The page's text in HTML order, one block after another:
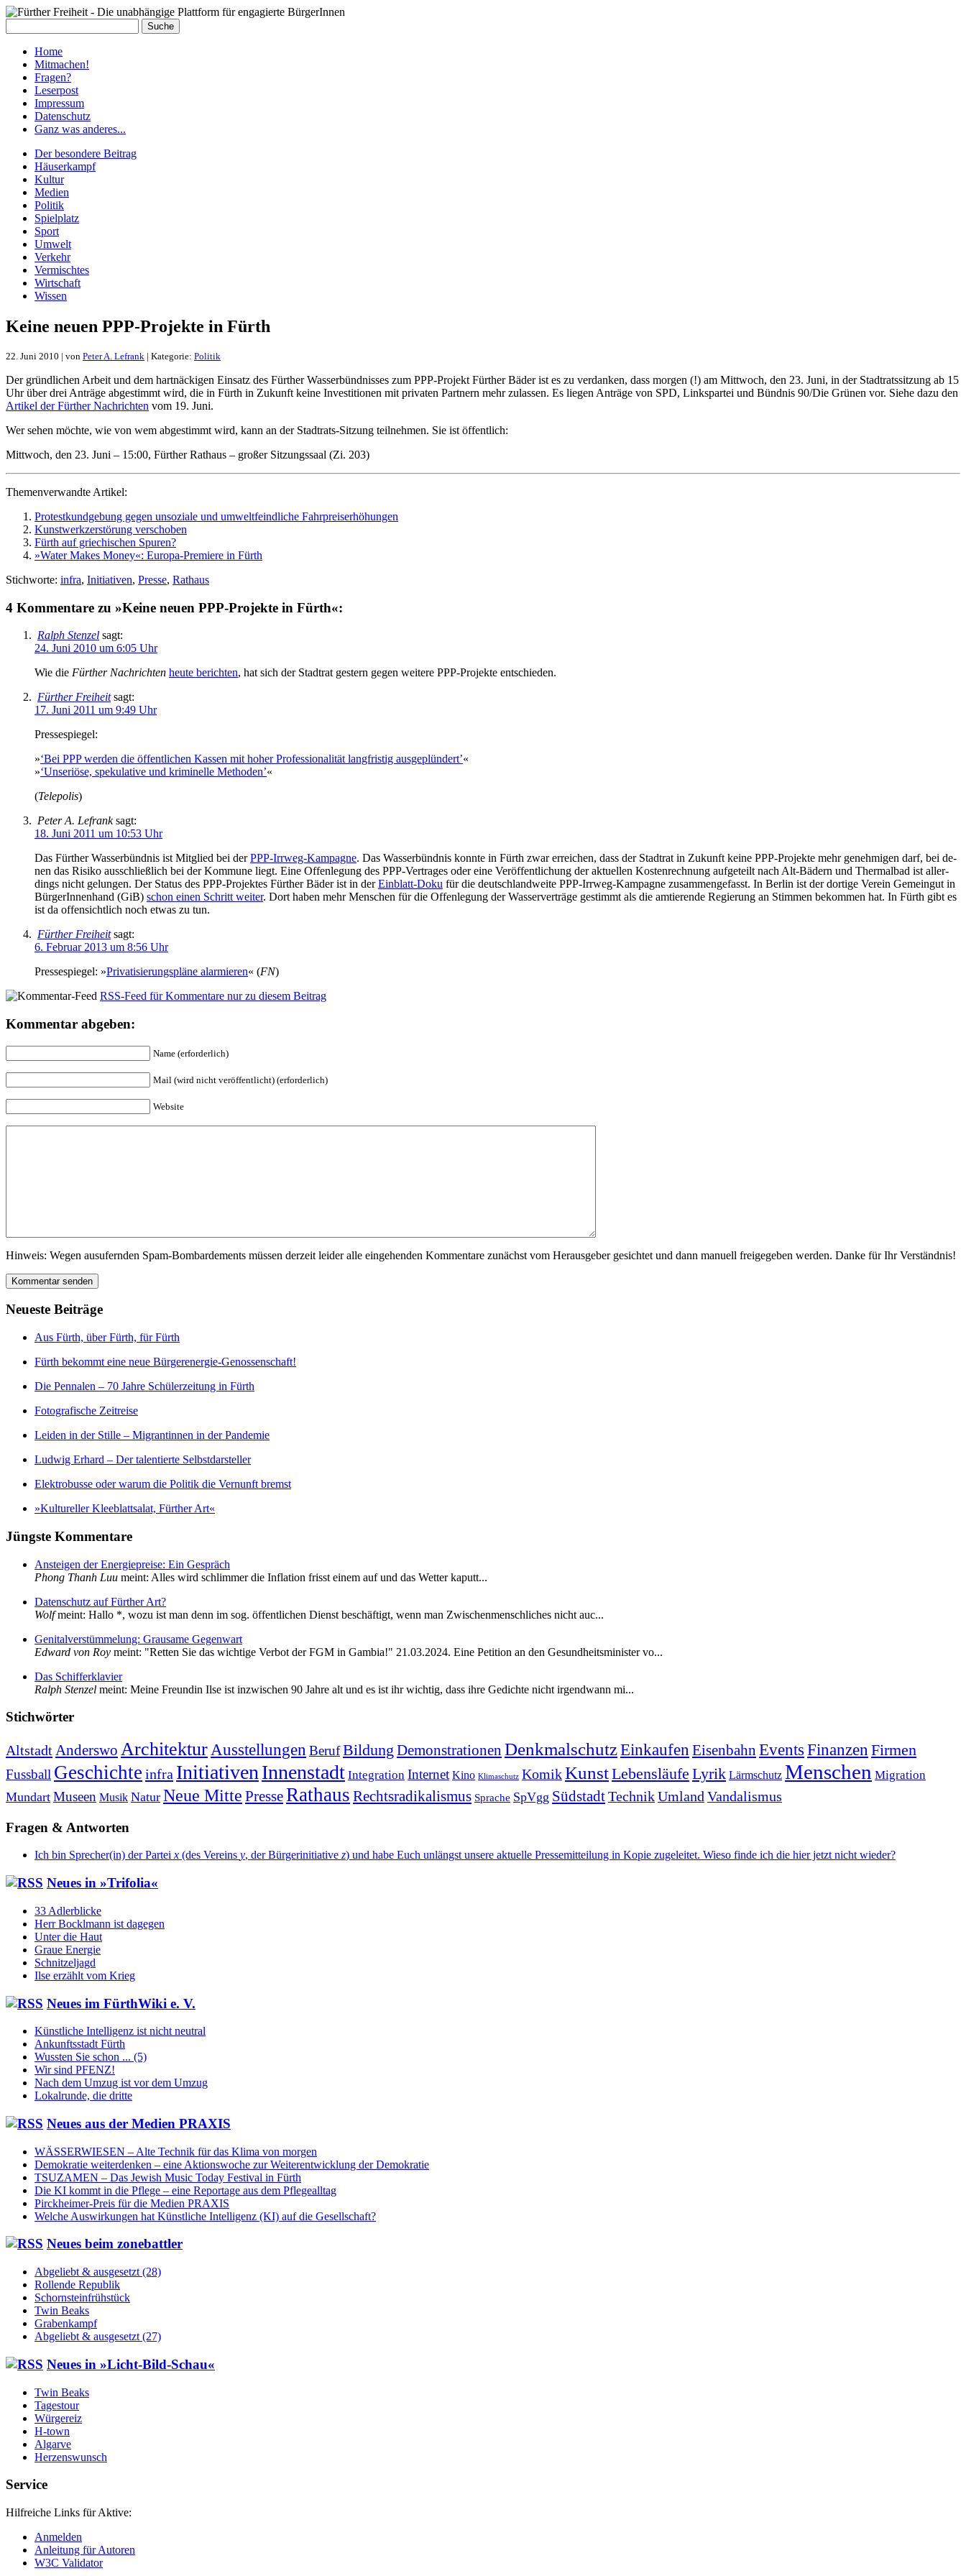
Home
Mit­ma­chen!
Fra­gen?
Le­ser­post
Im­pres­sum
Da­ten­schutz
Ganz was an­de­res...
Der besondere Beitrag
Häuserkampf
Kultur
Medien
Politik
Spielplatz
Sport
Umwelt
Verkehr
Vermischtes
Wirtschaft
Wissen
Kei­ne neu­en PPP-Pro­jek­te in Fürth
22. Juni 2010 | von Peter A. Lefrank | Kategorie: Politik
Der gründ­li­chen Ar­beit und dem hart­näcki­gen Ein­satz des Für­ther Was­ser­bünd­nis­ses zum PPP-Pro­jekt Für­ther Bä­der ist es zu ver­dan­ken, dass mor­gen (!) am Mitt­woch, den 23. Ju­ni, in der Stadt­rats­sit­zung ab 15
Uhr über drei An­trä­ge ab­ge­stimmt wird, die in Fürth in Zu­kunft kei­ne In­ve­sti­tio­nen mit pri­va­ten Part­nern mehr zu­las­sen. Es lie­gen An­trä­ge von SPD, Links­par­tei und Bünd­nis 90/Die Grü­nen vor. Sie­he da­zu den
Ar­ti­kel der Für­ther Nach­rich­ten vom 19. Ju­ni.
Wer se­hen möch­te, wie von wem ab­ge­stimmt wird, kann an der Stadt­rats-Sit­zung teil­neh­men. Sie ist öf­fent­lich:
Mitt­woch, den 23. Ju­ni – 15:00, Für­ther Rat­haus – gro­ßer Sit­zungs­saal (Zi. 203)
The­men­ver­wand­te Ar­ti­kel:
Pro­test­kund­ge­bung ge­gen un­so­zia­le und um­welt­feind­li­che Fahr­preis­er­hö­hun­gen
Kunst­werk­zer­stö­rung ver­scho­ben
Fürth auf grie­chi­schen Spu­ren?
»Wa­ter Makes Mo­ney«: Eu­­ro­­pa-Pre­­mie­­re in Fürth
Stichworte: infra, Initiativen, Presse, Rathaus
4 Kommentare zu »Kei­ne neu­en PPP-Pro­jek­te in Fürth«:
Ralph Stenzel sagt:
24. Juni 2010 um 6:05 Uhr
Wie die Für­ther Nach­rich­ten heu­te be­rich­ten, hat sich der Stadt­rat ge­stern ge­gen wei­te­re PPP-Pro­jek­te ent­schie­den.
Fürther Freiheit sagt:
17. Juni 2011 um 9:49 Uhr
Pres­se­spie­gel:
»‘Bei PPP wer­den die öf­fent­li­chen Kas­sen mit ho­her Pro­fes­sio­na­li­tät lang­fri­stig aus­ge­plün­dert’«
»‘Un­se­riö­se, spe­ku­la­ti­ve und kri­mi­nel­le Me­tho­den’«
(Te­le­po­lis)
Peter A. Lefrank sagt:
18. Juni 2011 um 10:53 Uhr
Das Für­ther Was­ser­bünd­nis ist Mit­glied bei derPPP-Irr­weg-Kam­pa­gne. Das Was­ser­bünd­nis konn­te in Fürth zwar er­rei­chen, dass der Stadt­rat in Zu­kunft kei­ne PPP-Pro­jek­te mehr ge­neh­mi­gen darf, bei de­
nen das Ri­si­ko aus­schließ­lich bei der Kom­mu­ne liegt. Ei­ne Of­fen­le­gung des PPP-Ver­tra­ges oder ei­ne Ver­öf­fent­li­chung der ak­tu­el­len Ko­sten­rech­nung auf­ge­teilt nach Alt-Bä­dern und Ther­mal­bad ist al­ler­
dings nicht ge­lun­gen. Der Sta­tus des PPP-Pro­jek­tes Für­ther Bä­der ist in derEin­blatt-Do­ku für die deutsch­land­wei­te PPP-Irr­weg-Kam­pa­gne zu­sam­men­ge­fasst. In Ber­lin ist der dor­ti­ge Ver­ein Ge­mein­gut in
Bür­ge­rIn­nen­hand (GiB) schon ei­nen Schritt wei­ter. Dort ha­ben mehr Men­schen für die Of­fen­le­gung der Was­ser­ver­trä­ge ge­stimmt als die am­tie­ren­de Re­gie­rung an Stim­men be­kom­men hat. In Fürth gibt es
ist da of­fen­sicht­lich noch et­was zu tun.
Fürther Freiheit sagt:
6. Februar 2013 um 8:56 Uhr
Pres­se­spie­gel: »Pri­va­ti­sie­rungs­plä­ne alar­mie­ren« (FN)
RSS-Feed für Kommentare nur zu diesem Beitrag
Kommentar abgeben:
Name (erforderlich)
Mail (wird nicht veröffentlicht) (erforderlich)
Website
Hinweis: Wegen ausufernden Spam-Bombardements müssen derzeit leider alle eingehenden Kommentare zunächst vom Herausgeber gesichtet und dann manuell freigegeben werden. Danke für Ihr Verständnis!
Neue­ste Bei­trä­ge
Aus Fürth, über Fürth, für Fürth
Fürth be­kommt ei­ne neue Bür­ger­en­er­gie-Ge­nos­sen­schaft!
Die Pen­na­len – 70 Jah­re Schü­ler­zei­tung in Fürth
Fo­to­gra­fi­sche Zeit­rei­se
Lei­den in der Stil­le – Mi­gran­tin­nen in der Pan­de­mie
Lud­wig Er­hard – Der ta­len­tier­te Selbst­dar­stel­ler
Elek­tro­bus­se oder war­um die Po­li­tik die Ver­nunft bremst
»Kul­tu­rel­ler Klee­blatt­sa­lat, Für­ther Art«
Jüng­ste Kom­men­ta­re
Ansteigen der Energiepreise: Ein Gespräch
Phong Thanh Luu meint: Alles wird schlimmer die Inflation frisst einem auf und das Wetter kaputt...
Datenschutz auf Fürther Art?
Wolfmeint: Hallo *, wozu ist man denn im sog. öffentlichen Dienst beschäftigt, wenn man Zwischenmenschliches nicht auc...
Genitalverstümmelung: Grausame Gegenwart
Edward von Roy meint: "Retten Sie das wichtige Verbot der FGM in Gambia!" 21.03.2024. Eine Petition an den Gesundheitsminister vo...
Das Schifferklavier
Ralph Stenzel meint: Meine Freundin Ilse ist inzwischen 90 Jahre alt und es ist ihr wichtig, dass ihre Gedichte nicht irgendwann mi...
Stich­wör­ter
Altstadt Anderswo ArchitekturAusstellungen BerufBildung Demonstrationen DenkmalschutzEinkaufen Eisenbahn Events Finanzen Firmen
Fussball Geschichte infra Initiativen Innenstadt Integration Internet Kino Klimaschutz KomikKunstLebensläufe Lyrik Lärmschutz Menschen Migration
Mundart Museen Musik Natur Neue Mitte PresseRathaus Rechtsradikalismus Sprache SpVgg SüdstadtTechnikUmland Vandalismus
Fragen & Antworten
Ich bin Sprecher(in) der Parteix (des Vereins y, der Bürgerinitiative z) und habe Euch unlängst unsere aktuelle Pressemitteilung in Kopie zugeleitet. Wie­so finde ich die hier jetzt nicht wieder?
Neu­es in »Trif­o­lia«
33 Adlerblicke
Herr Bocklmann ist dagegen
Unter die Haut
Graue Energie
Schnitzeljagd
Ilse erzählt vom Krieg
Neu­es im Für­thWi­ki e. V.
Künstliche Intelligenz ist nicht neutral
Ankunftsstadt Fürth
Wussten Sie schon ... (5)
Wir sind PFENZ!
Nach dem Umzug ist vor dem Umzug
Lokalrunde, die dritte
Neu­es aus der Me­di­en PRAXIS
WÄSSERWIESEN – Alte Technik für das Klima von morgen
Demokratie weiterdenken – eine Aktionswoche zur Weiterentwicklung der Demokratie
TSUZAMEN – Das Jewish Music Today Festival in Fürth
Die KI kommt in die Pflege – eine Reportage aus dem Pflegealltag
Pirckheimer-Preis für die Medien PRAXIS
Welche Auswirkungen hat Künstliche Intelligenz (KI) auf die Gesellschaft?
Neu­es beim zone­batt­ler
Abgeliebt & ausgesetzt (28)
Rollende Republik
Schornsteinfrühstück
Twin Beaks
Grabenkampf
Abgeliebt & ausgesetzt (27)
Neu­es in »Licht-Bild-Schau«
Twin Beaks
Tagestour
Würgereiz
H‑town
Algarve
Herzenswunsch
Service
Hilfreiche Links für Aktive:
Anmelden
Anleitung für Autoren
W3C Validator